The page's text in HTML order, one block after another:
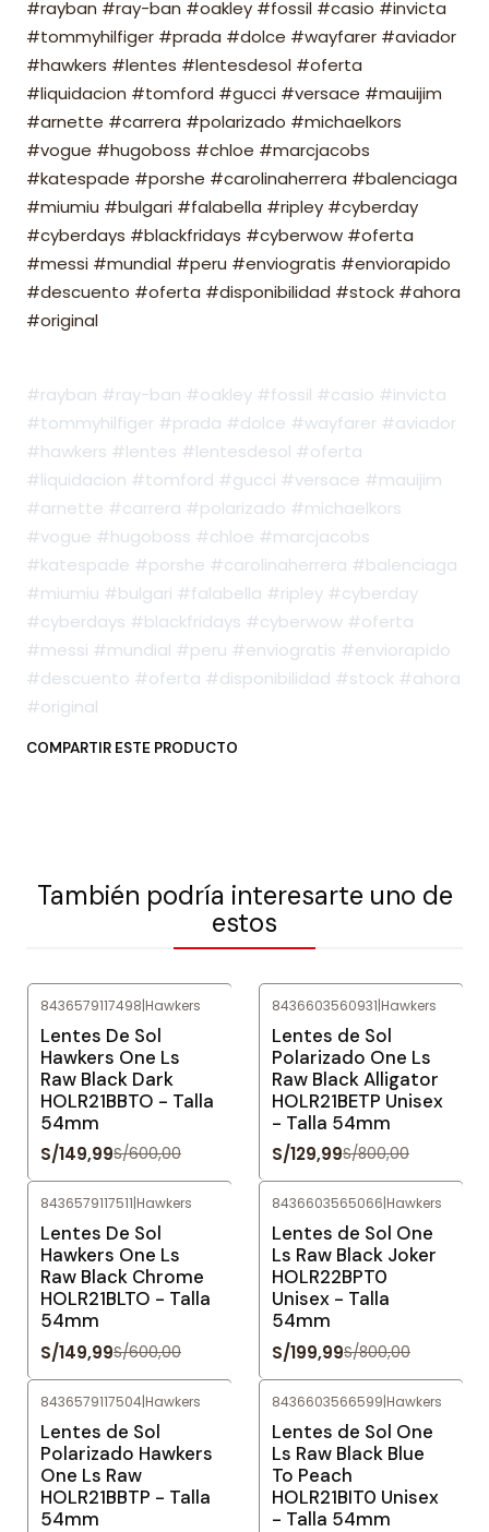
#rayban #ray-ban #oakley #fossil #casio #invicta
#tommyhilfiger #prada #dolce #wayfarer #aviador
#hawkers #lentes #lentesdesol #oferta
#liquidacion #tomford #gucci #versace #mauijim
#arnette #carrera #polarizado #michaelkors
#vogue #hugoboss #chloe #marcjacobs
#katespade #porshe #carolinaherrera #balenciaga
#miumiu #bulgari #falabella #ripley #cyberday
#cyberdays #blackfridays #cyberwow #oferta
#messi #mundial #peru #enviogratis #enviorapido
#descuento #oferta #disponibilidad #stock #ahora
#original
#rayban #ray-ban #oakley #fossil #casio #invicta
#tommyhilfiger #prada #dolce #wayfarer #aviador
#hawkers #lentes #lentesdesol #oferta
#liquidacion #tomford #gucci #versace #mauijim
#arnette #carrera #polarizado #michaelkors
#vogue #hugoboss #chloe #marcjacobs
#katespade #porshe #carolinaherrera #balenciaga
#miumiu #bulgari #falabella #ripley #cyberday
#cyberdays #blackfridays #cyberwow #oferta
#messi #mundial #peru #enviogratis #enviorapido
#descuento #oferta #disponibilidad #stock #ahora
#original
COMPARTIR ESTE PRODUCTO
También podría interesarte uno de
estos
8436579117498|Hawkers
Lentes De Sol
Hawkers One Ls
Raw Black Dark
HOLR21BBTO - Talla
54mm
S/149,99S/600,00
8436603560931|Hawkers
Lentes de Sol
Polarizado One Ls
Raw Black Alligator
HOLR21BETP Unisex
- Talla 54mm
S/129,99S/800,00
8436579117511|Hawkers
Lentes De Sol
Hawkers One Ls
Raw Black Chrome
HOLR21BLTO - Talla
54mm
S/149,99S/600,00
8436603565066|Hawkers
Lentes de Sol One
Ls Raw Black Joker
HOLR22BPT0
Unisex - Talla
54mm
S/199,99S/800,00
8436579117504|Hawkers
Lentes de Sol
Polarizado Hawkers
One Ls Raw
HOLR21BBTP - Talla
54mm
8436603566599|Hawkers
Lentes de Sol One
Ls Raw Black Blue
To Peach
HOLR21BIT0 Unisex
- Talla 54mm